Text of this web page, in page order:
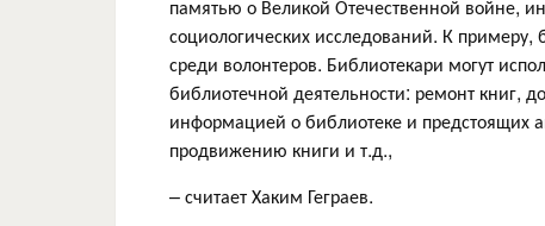
памятью о Великой Отечественной войне,
социологических исследований. К примеру,
среди волонтеров. Библиотекари могут
библиотечной деятельности: ремонт книг,
информацией о библиотеке и предстоящих
продвижению книги и т.д.,
– считает Хаким Геграев.